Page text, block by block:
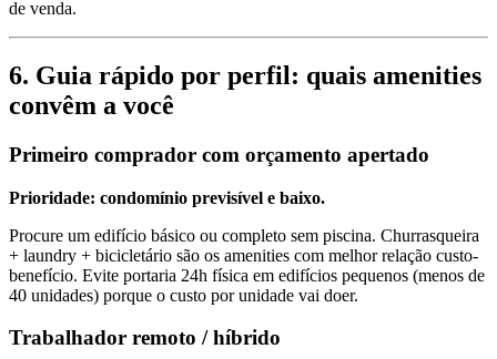
de venda.
6. Guia rápido por perfil: quais amenities
convêm a você
Primeiro comprador com orçamento apertado
Prioridade: condomínio previsível e baixo.
Procure um edifício básico ou completo sem piscina. Churrasqueira
+ laundry + bicicletário são os amenities com melhor relação custo-
benefício. Evite portaria 24h física em edifícios pequenos (menos de
40 unidades) porque o custo por unidade vai doer.
Trabalhador remoto / híbrido